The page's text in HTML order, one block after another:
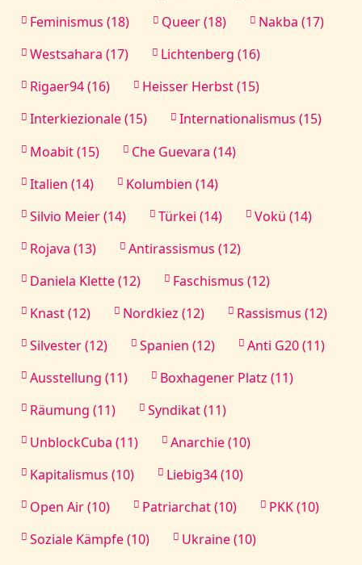
Feminismus (18)
Queer (18)
Nakba (17)
Westsahara (17)
Lichtenberg (16)
Rigaer94 (16)
Heisser Herbst (15)
Interkiezionale (15)
Internationalismus (15)
Moabit (15)
Che Guevara (14)
Italien (14)
Kolumbien (14)
Silvio Meier (14)
Türkei (14)
Vokü (14)
Rojava (13)
Antirassismus (12)
Daniela Klette (12)
Faschismus (12)
Knast (12)
Nordkiez (12)
Rassismus (12)
Silvester (12)
Spanien (12)
Anti G20 (11)
Ausstellung (11)
Boxhagener Platz (11)
Räumung (11)
Syndikat (11)
UnblockCuba (11)
Anarchie (10)
Kapitalismus (10)
Liebig34 (10)
Open Air (10)
Patriarchat (10)
PKK (10)
Soziale Kämpfe (10)
Ukraine (10)